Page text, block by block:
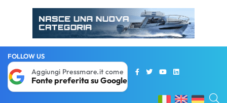
FOLLOW US
Aggiungi Pressmare.it come
Fonte preferita su Google